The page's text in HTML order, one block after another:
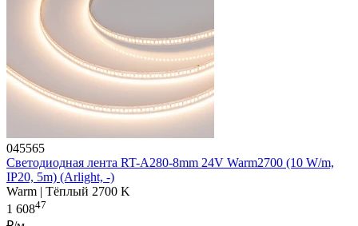
045565
Светодиодная лента RT-A280-8mm 24V Warm2700 (10 W/m,
IP20, 5m) (Arlight, -)
Warm | Тёплый 2700 K
1 60847